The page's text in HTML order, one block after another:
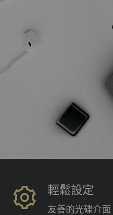
輕鬆設定
友善的光碟介面